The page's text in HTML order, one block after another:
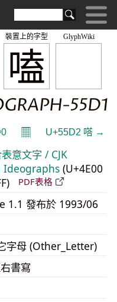
GlyphWiki
嗑
裝置上的字型
55D1
𝄜 U+55D2 嗒 →
表意文字 / CJK
Ideographs (U+4E00
PDF表格
1.1 發布於 1993/06
字母 (Other_Letter)
書寫